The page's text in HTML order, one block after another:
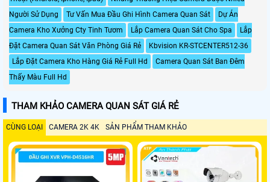
Người Sử Dụng
Tư Vấn Mua Đầu Ghi Hình Camera Quan Sát
Dự Án
Camera Kho Xưởng Cty Tinh Tươm
Lắp Camera Quan Sát Cho Spa
Lắp
Đặt Camera Quan Sát Văn Phòng Giá Rẻ
Kbvision KR-STCENTER512-36
Lắp Đặt Camera Kho Hàng Giá Rẻ Full Hd
Camera Quan Sát Ban Đêm
Thấy Màu Full Hd
THAM KHẢO CAMERA QUAN SÁT GIÁ RẺ
CÙNG LOẠI CAMERA 2K 4K SẢN PHẨM THAM KHẢO